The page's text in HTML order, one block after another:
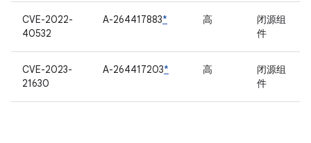
CVE-2022-
40532
A-264417883* 高
闭源组
件
CVE-2023-
21630
A-264417203* 高
闭源组
件